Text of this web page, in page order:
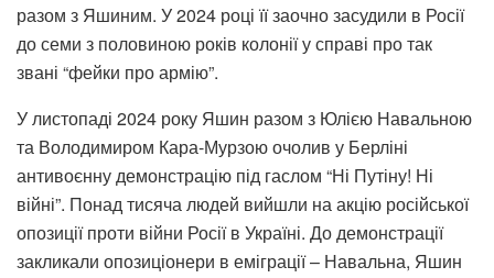
разом з Яшиним. У 2024 році її заочно засудили в Росії
до семи з половиною років колонії у справі про так
звані “фейки про армію”.
У листопаді 2024 року Яшин разом з Юлією Навальною
та Володимиром Кара-Мурзою очолив у Берліні
антивоєнну демонстрацію під гаслом “Ні Путіну! Ні
війні”. Понад тисяча людей вийшли на акцію російської
опозиції проти війни Росії в Україні. До демонстрації
закликали опозиціонери в еміграції – Навальна, Яшин